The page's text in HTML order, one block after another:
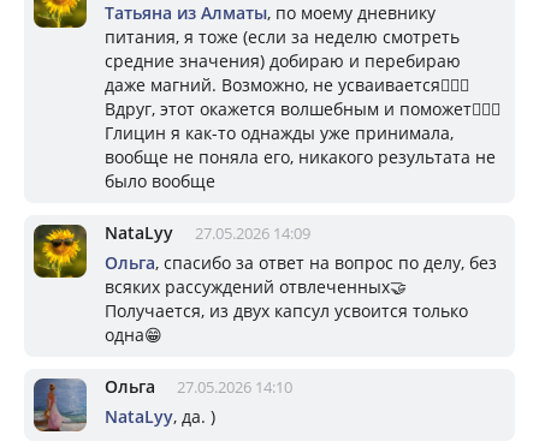
Татьяна из Алматы, по моему дневнику
питания, я тоже (если за неделю смотреть
средние значения) добираю и перебираю
даже магний. Возможно, не усваивается🤷🏼‍♀️
Вдруг, этот окажется волшебным и поможет🤷🏼‍♀️
Глицин я как-то однажды уже принимала,
вообще не поняла его, никакого результата не
было вообще
NataLyy 27.05.2026 14:09
Ольга, спасибо за ответ на вопрос по делу, без
всяких рассуждений отвлеченных🤝
Получается, из двух капсул усвоится только
одна😁
Ольга 27.05.2026 14:10
NataLyy, да. )